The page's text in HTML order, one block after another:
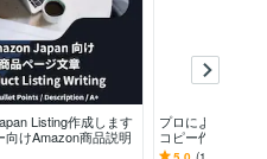
Listing作成します
向けAmazon商品説明
プロによる”目か
コピー作成しま
な商品の伝え方が